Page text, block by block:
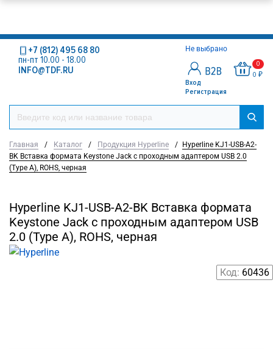
Не выбрано
Вход
Регистрация
0
0 ₽
+7 (812) 495 68 80
пн-пт 10.00 - 18.00
INFO@TDF.RU
Главная / Каталог / Продукция Hyperline /
Hyperline KJ1-USB-A2-
BK Вставка формата Keystone Jack с проходным адаптером USB 2.0
(Type A), ROHS, черная
Hyperline KJ1-USB-A2-BK Вставка формата
Keystone Jack с проходным адаптером USB
2.0 (Type A), ROHS, черная
Код: 60436